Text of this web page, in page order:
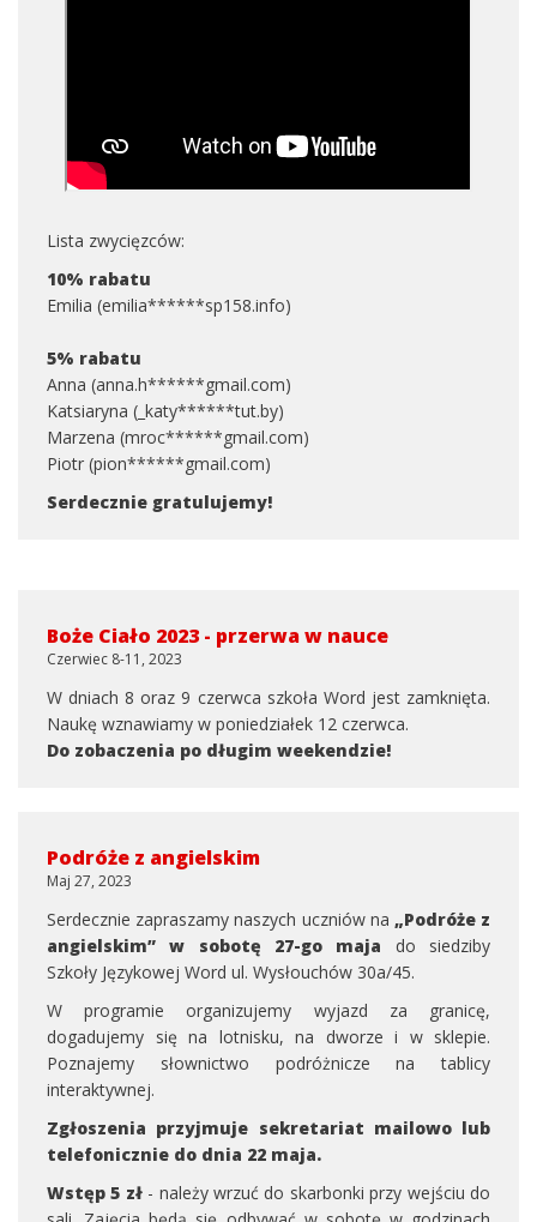
Lista zwycięzców:
10% rabatu
Emilia (emilia******sp158.info)
5% rabatu
Anna (anna.h******gmail.com)
Katsiaryna (_katy******tut.by)
Marzena (mroc******gmail.com)
Piotr (pion******gmail.com)
Serdecznie gratulujemy!
Boże Ciało 2023 - przerwa w nauce
Czerwiec 8-11, 2023
W dniach 8 oraz 9 czerwca szkoła Word jest zamknięta.
Naukę wznawiamy w poniedziałek 12 czerwca.
Do zobaczenia po długim weekendzie!
Podróże z angielskim
Maj 27, 2023
Serdecznie zapraszamy naszych uczniów na „Podróże z
angielskim” w sobotę 27-go maja do siedziby
Szkoły Językowej Word ul. Wysłouchów 30a/45.
W programie organizujemy wyjazd za granicę,
dogadujemy się na lotnisku, na dworze i w sklepie.
Poznajemy słownictwo podróżnicze na tablicy
interaktywnej.
Zgłoszenia przyjmuje sekretariat mailowo lub
telefonicznie do dnia 22 maja.
Wstęp 5 zł- należy wrzuć do skarbonki przy wejściu do